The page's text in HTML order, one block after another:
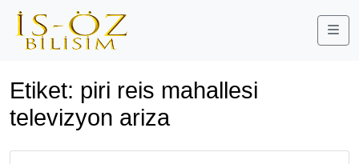
Etiket: piri reis mahallesi
televizyon ariza